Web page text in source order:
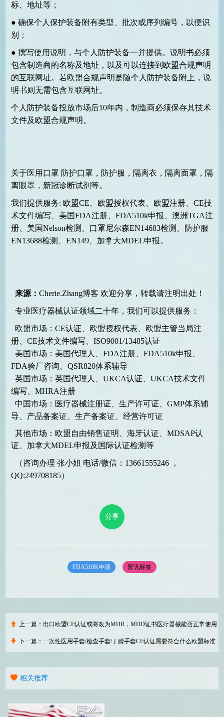
标、地址等；
● 确保个人保护装备附有类型、批次或序列编号，以便识
别；
● 撰写使用说明，与个人防护装备一并提供。说明书必须
包含制造商的名称及地址，以及可以连接到欧盟合规声明
的互联网址。若欧盟合规声明是随个人防护装备附上，说
明书则无需包含互联网址。
个人防护装备投放市场后10年内，制造商必须保存其技术
文件及欧盟合规声明。
关于医用口罩 防护口罩，防护服，隔离衣，隔离面罩，隔
离眼罩，新冠诊断试剂等。
我们提供服务: 欧盟CE 、欧盟授权代表、欧盟注册、 CE技
术文件编写、美国FDA注册、 FDA510k申报、澳洲TGA注
册、美国Nelson检测、口罩尼尔森EN14683检测、防护服
EN13688检测、 EN149、加拿大MDEL申报。
来源： Cherie.Zhang博客 欢迎分享，转载请注明出处！
专业医疗器械认证领域二十年，我们可以提供服务：
欧盟市场：CE认证、欧盟授权代表、欧盟主管当局注
册、CE技术文件编写、ISO9001/13485认证
美国市场：美国代理人、FDA注册、FDA510k申报、
FDA验厂咨询、QSR820体系辅导
英国市场：英国代理人、UKCA认证、UKCA技术文件
编写、MHRA注册
中国市场：医疗器械注册证、生产许可证、GMP体系辅
导、产品备案证、生产备案证、经营许可证
其他市场：欧盟自由销售证明、海牙认证、MDSAP认
证、加拿大MDEL申报及国际认证检测等
（咨询办理 张小姐 电话/微信：13661555246 ，
QQ:249708185）
分享
FDA510K申请 暂无标签
上一篇：出口欧盟CE认证或将改为MDR，MDD证书医疗器械能否正常使用
下一篇：一次性医用手套/检查手套/丁腈手套CE认证需要符合什么欧盟标准
相关推荐